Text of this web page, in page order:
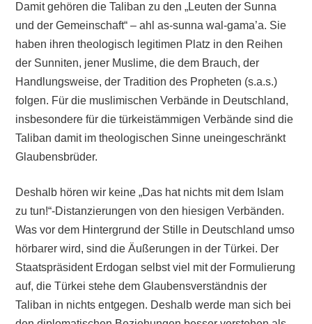
Damit gehören die Taliban zu den „Leuten der Sunna
und der Gemeinschaft“ – ahl as-sunna wal-gama’a. Sie
haben ihren theologisch legitimen Platz in den Reihen
der Sunniten, jener Muslime, die dem Brauch, der
Handlungsweise, der Tradition des Propheten (s.a.s.)
folgen. Für die muslimischen Verbände in Deutschland,
insbesondere für die türkeistämmigen Verbände sind die
Taliban damit im theologischen Sinne uneingeschränkt
Glaubensbrüder.
Deshalb hören wir keine „Das hat nichts mit dem Islam
zu tun!“-Distanzierungen von den hiesigen Verbänden.
Was vor dem Hintergrund der Stille in Deutschland umso
hörbarer wird, sind die Äußerungen in der Türkei. Der
Staatspräsident Erdogan selbst viel mit der Formulierung
auf, die Türkei stehe dem Glaubensverständnis der
Taliban in nichts entgegen. Deshalb werde man sich bei